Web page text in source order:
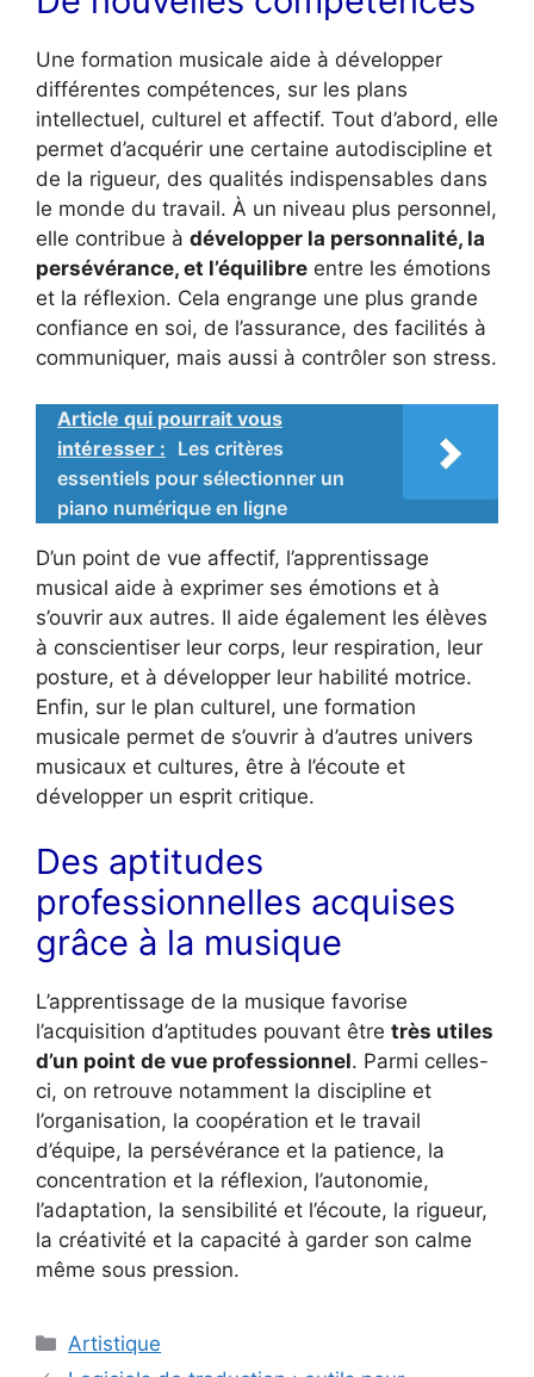
Une formation musicale aide à développer
différentes compétences, sur les plans
intellectuel, culturel et affectif. Tout d’abord, elle
permet d’acquérir une certaine autodiscipline et
de la rigueur, des qualités indispensables dans
le monde du travail. À un niveau plus personnel,
elle contribue à développer la personnalité, la
persévérance, et l’équilibre entre les émotions
et la réflexion. Cela engrange une plus grande
confiance en soi, de l’assurance, des facilités à
communiquer, mais aussi à contrôler son stress.
Article qui pourrait vous
intéresser : Les critères
essentiels pour sélectionner un
piano numérique en ligne
D’un point de vue affectif, l’apprentissage
musical aide à exprimer ses émotions et à
s’ouvrir aux autres. Il aide également les élèves
à conscientiser leur corps, leur respiration, leur
posture, et à développer leur habilité motrice.
Enfin, sur le plan culturel, une formation
musicale permet de s’ouvrir à d’autres univers
musicaux et cultures, être à l’écoute et
développer un esprit critique.
Des aptitudes
professionnelles acquises
grâce à la musique
L’apprentissage de la musique favorise
l’acquisition d’aptitudes pouvant être très utiles
d’un point de vue professionnel. Parmi celles-
ci, on retrouve notamment la discipline et
l’organisation, la coopération et le travail
d’équipe, la persévérance et la patience, la
concentration et la réflexion, l’autonomie,
l’adaptation, la sensibilité et l’écoute, la rigueur,
la créativité et la capacité à garder son calme
même sous pression.
Catégories
Artistique